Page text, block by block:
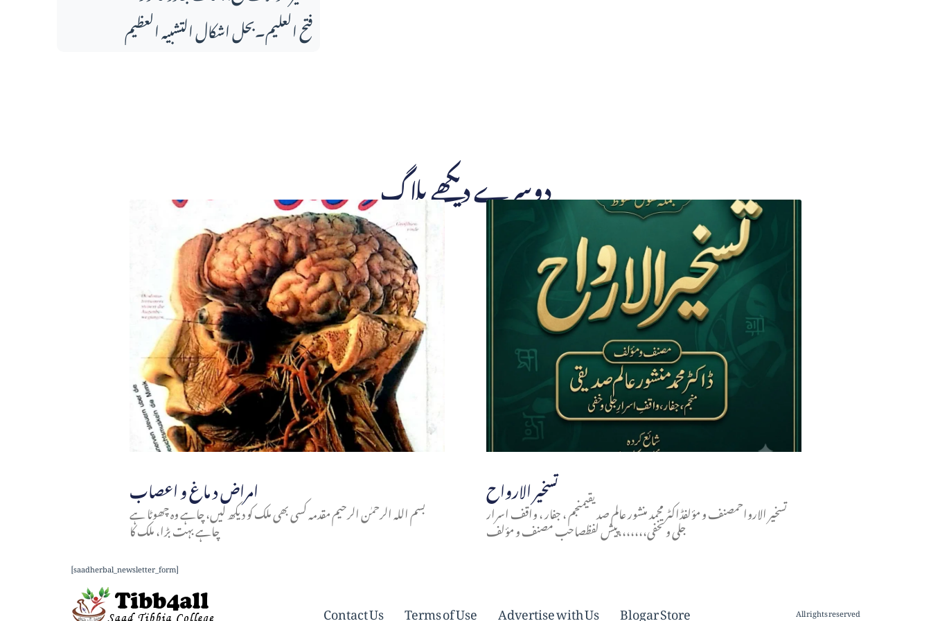
فتح العلیم۔بحل اشکال التشبیہ العظیم
دوسرے دیکھے بلاگ
امراض د ماغ و اعصاب
بسم اللہ الرحمٰن الرحیم مقدمہ کسی بھی ملک کو دیکھ لیں، چاہے وہ چھوٹا ہے
چاہے بہت بڑا، ملک کا
تسخير الارواح
تسخير الارواحمصنف و مؤلفڈاکٹر محمد منشور عالم صدیقیمنجم ، جفار ، واقف اسرار
جلی و تخفی،،،،،،،پیش لفظصاحب مصنف و مؤلف
[saadherbal_newsletter_form]
Contact Us Terms of Use Advertise with Us Blogar Store All rights reserved